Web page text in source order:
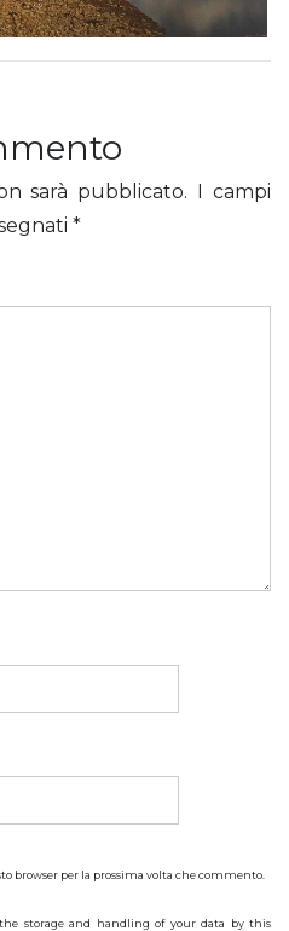
sarà pubblicato. I campi
*
browser per la prossima volta che commento.
storage and handling of your data by this